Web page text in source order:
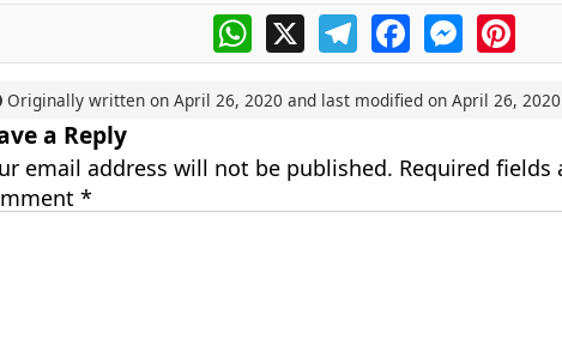
WhatsApp
X TelegramFacebookMessenger
Originally written on April 26, 2020 and last modified on April 26, 2020
a Reply
email address will not be published. Required fields
*